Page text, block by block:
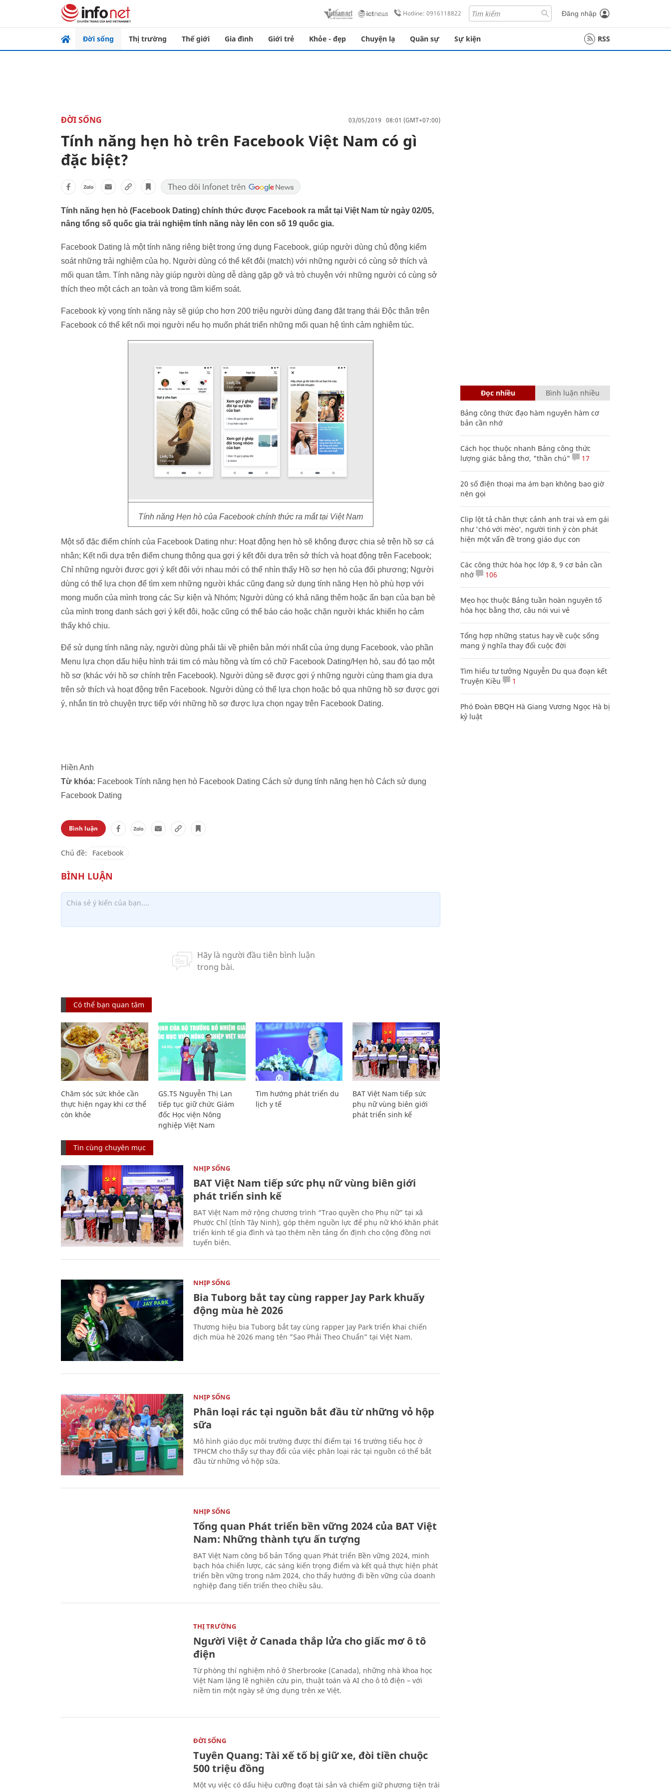
Hotline: 0916118822 Đăng nhập
Đời sống Thị trường Thế giới Gia đình Giới trẻ Khỏe - đẹp Chuyện lạ Quân sự Sự kiện RSS
ĐỜI SỐNG 03/05/2019 08:01 (GMT+07:00)
Tính năng hẹn hò trên Facebook Việt Nam có gì
đặc biệt?
Tính năng hẹn hò (Facebook Dating) chính thức được Facebook ra mắt tại Việt Nam từ ngày 02/05,
nâng tổng số quốc gia trải nghiệm tính năng này lên con số 19 quốc gia.
Facebook Dating là một tính năng riêng biệt trong ứng dụng Facebook, giúp người dùng chủ động kiểm
soát những trải nghiệm của họ. Người dùng có thể kết đôi (match) với những người có cùng sở thích và
mối quan tâm. Tính năng này giúp người dùng dễ dàng gặp gỡ và trò chuyện với những người có cùng sở
thích theo một cách an toàn và trong tầm kiểm soát.
Facebook kỳ vọng tính năng này sẽ giúp cho hơn 200 triệu người dùng đang đặt trạng thái Độc thân trên
Facebook có thể kết nối mọi người nếu họ muốn phát triển những mối quan hệ tình cảm nghiêm túc.
Tính năng Hẹn hò của Facebook chính thức ra mắt tại Việt Nam
Một số đặc điểm chính của Facebook Dating như: Hoạt động hẹn hò sẽ không được chia sẻ trên hồ sơ cá
nhân; Kết nối dựa trên điểm chung thông qua gợi ý kết đôi dựa trên sở thích và hoạt động trên Facebook;
Chỉ những người được gợi ý kết đôi với nhau mới có thể nhìn thấy Hồ sơ hẹn hò của đối phương; Người
dùng có thể lựa chọn để tìm xem những người khác cũng đang sử dụng tính năng Hẹn hò phù hợp với
mong muốn của mình trong các Sự kiện và Nhóm; Người dùng có khả năng thêm hoặc ẩn bạn của bạn bè
của mình trong danh sách gợi ý kết đôi, hoặc cũng có thể báo cáo hoặc chặn người khác khiến họ cảm
thấy khó chịu.
Để sử dụng tính năng này, người dùng phải tải về phiên bản mới nhất của ứng dụng Facebook, vào phần
Menu lựa chọn dấu hiệu hình trái tim có màu hồng và tím có chữ Facebook Dating/Hẹn hò, sau đó tạo một
hồ sơ (khác với hồ sơ chính trên Facebook). Người dùng sẽ được gợi ý những người cùng tham gia dựa
trên sở thích và hoạt động trên Facebook. Người dùng có thể lựa chọn hoặc bỏ qua những hồ sơ được gợi
ý, nhắn tin trò chuyện trực tiếp với những hồ sơ được lựa chọn ngay trên Facebook Dating.
Hiền Anh
Từ khóa: Facebook Tính năng hẹn hò Facebook Dating Cách sử dụng tính năng hẹn hò Cách sử dụng
Facebook Dating
Bình luận
Chủ đề: Facebook
Có thể bạn quan tâm
Chăm sóc sức khỏe cần
thực hiện ngay khi cơ thể
còn khỏe
GS.TS Nguyễn Thị Lan
tiếp tục giữ chức Giám
đốc Học viện Nông
nghiệp Việt Nam
Tìm hướng phát triển du
lịch y tế
BAT Việt Nam tiếp sức
phụ nữ vùng biên giới
phát triển sinh kế
Tin cùng chuyên mục
NHỊP SỐNG
BAT Việt Nam tiếp sức phụ nữ vùng biên giới
phát triển sinh kế
BAT Việt Nam mở rộng chương trình “Trao quyền cho Phụ nữ” tại xã
Phước Chỉ (tỉnh Tây Ninh), góp thêm nguồn lực để phụ nữ khó khăn phát
triển kinh tế gia đình và tạo thêm nền tảng ổn định cho cộng đồng nơi
tuyến biên.
NHỊP SỐNG
Bia Tuborg bắt tay cùng rapper Jay Park khuấy
động mùa hè 2026
Thương hiệu bia Tuborg bắt tay cùng rapper Jay Park triển khai chiến
dịch mùa hè 2026 mang tên "Sao Phải Theo Chuẩn” tại Việt Nam.
NHỊP SỐNG
Phân loại rác tại nguồn bắt đầu từ những vỏ hộp
sữa
Mô hình giáo dục môi trường được thí điểm tại 16 trường tiểu học ở
TPHCM cho thấy sự thay đổi của việc phân loại rác tại nguồn có thể bắt
đầu từ những vỏ hộp sữa.
NHỊP SỐNG
Tổng quan Phát triển bền vững 2024 của BAT Việt
Nam: Những thành tựu ấn tượng
BAT Việt Nam công bố bản Tổng quan Phát triển Bền vững 2024, minh
bạch hóa chiến lược, các sáng kiến trọng điểm và kết quả thực hiện phát
triển bền vững trong năm 2024, cho thấy hướng đi bền vững của doanh
nghiệp đang tiến triển theo chiều sâu.
THỊ TRƯỜNG
Người Việt ở Canada thắp lửa cho giấc mơ ô tô
điện
Từ phòng thí nghiệm nhỏ ở Sherbrooke (Canada), những nhà khoa học
Việt Nam lặng lẽ nghiên cứu pin, thuật toán và AI cho ô tô điện – với
niềm tin một ngày sẽ ứng dụng trên xe Việt.
ĐỜI SỐNG
Tuyên Quang: Tài xế tố bị giữ xe, đòi tiền chuộc
500 triệu đồng
Một vụ việc có dấu hiệu cưỡng đoạt tài sản và chiếm giữ phương tiện trái
Đọc nhiều Bình luận nhiều
Bảng công thức đạo hàm nguyên hàm cơ
bản cần nhớ
Cách học thuộc nhanh Bảng công thức
lượng giác bằng thơ, "thần chú"
17
20 số điện thoại ma ám bạn không bao giờ
nên gọi
Clip lột tả chân thực cảnh anh trai và em gái
như 'chó với mèo', người tinh ý còn phát
hiện một vấn đề trong giáo dục con
Các công thức hóa học lớp 8, 9 cơ bản cần
nhớ
106
Mẹo học thuộc Bảng tuần hoàn nguyên tố
hóa học bằng thơ, câu nói vui vẻ
Tổng hợp những status hay về cuộc sống
mang ý nghĩa thay đổi cuộc đời
Tìm hiểu tư tưởng Nguyễn Du qua đoạn kết
Truyện Kiều
1
Phó Đoàn ĐBQH Hà Giang Vương Ngọc Hà bị
kỷ luật